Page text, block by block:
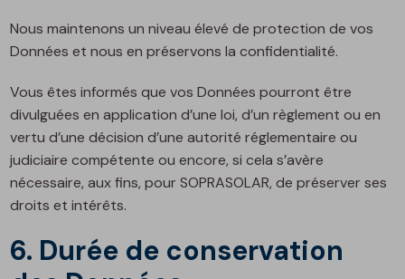
Nous maintenons un niveau élevé de protection de vos
Données et nous en préservons la confidentialité.
Vous êtes informés que vos Données pourront être
divulguées en application d’une loi, d’un règlement ou en
vertu d’une décision d’une autorité réglementaire ou
judiciaire compétente ou encore, si cela s’avère
nécessaire, aux fins, pour SOPRASOLAR, de préserver ses
droits et intérêts.
6. Durée de conservation